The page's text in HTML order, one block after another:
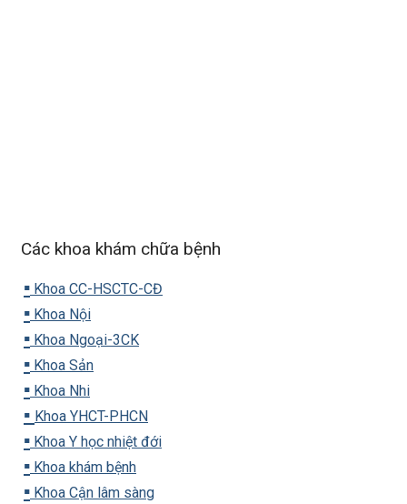
Các khoa khám chữa bệnh
▪️ Khoa CC-HSCTC-CĐ
▪️ Khoa Nội
▪️ Khoa Ngoại-3CK
▪️ Khoa Sản
▪️ Khoa Nhi
▪️ Khoa YHCT-PHCN
▪️ Khoa Y học nhiệt đới
▪️ Khoa khám bệnh
▪️ Khoa Cận lâm sàng